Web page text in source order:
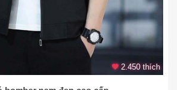
2.450 thích